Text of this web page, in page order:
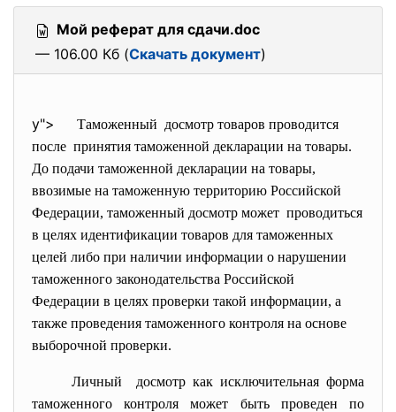
Мой реферат для сдачи.doc
— 106.00 Кб (Скачать документ)
y"> Таможенный досмотр товаров проводится
после принятия таможенной декларации на товары.
До подачи таможенной декларации на товары,
ввозимые на таможенную территорию Российской
Федерации, таможенный досмотр может проводиться
в целях идентификации товаров для таможенных
целей либо при наличии информации о нарушении
таможенного законодательства Российской
Федерации в целях проверки такой информации, а
также проведения таможенного контроля на основе
выборочной проверки.
Личный досмотр как исключительная форма
таможенного контроля может быть проведен по